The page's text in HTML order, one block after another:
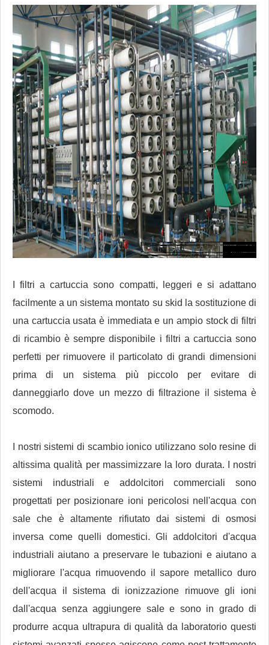
I filtri a cartuccia sono compatti, leggeri e si adattano
facilmente a un sistema montato su skid la sostituzione di
una cartuccia usata è immediata e un ampio stock di filtri
di ricambio è sempre disponibile i filtri a cartuccia sono
perfetti per rimuovere il particolato di grandi dimensioni
prima di un sistema più piccolo per evitare di
danneggiarlo dove un mezzo di filtrazione il sistema è
scomodo.
I nostri sistemi di scambio ionico utilizzano solo resine di
altissima qualità per massimizzare la loro durata. I nostri
sistemi industriali e addolcitori commerciali sono
progettati per posizionare ioni pericolosi nell'acqua con
sale che è altamente rifiutato dai sistemi di osmosi
inversa come quelli domestici. Gli addolcitori d'acqua
industriali aiutano a preservare le tubazioni e aiutano a
migliorare l'acqua rimuovendo il sapore metallico duro
dell'acqua il sistema di ionizzazione rimuove gli ioni
dall'acqua senza aggiungere sale e sono in grado di
produrre acqua ultrapura di qualità da laboratorio questi